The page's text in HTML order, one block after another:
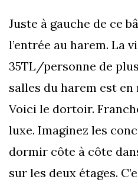
Juste à gauche de ce
l’entrée au harem. La
35TL/personne de
salles du harem est
Voici le dortoir.
luxe. Imaginez les
dormir côte à côte
sur les deux étages.